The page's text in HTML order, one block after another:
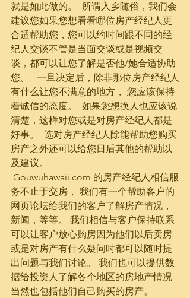
就是如此做的。  所谓入乡随俗，我们会
建议您如果您想看看哪位房产经纪人更
合适帮助您，您可以约时间跟不同的经
纪人交谈不管是当面交谈或是视频交
谈，都可以让您了解是否他/她合适协助
您。   一旦决定后，除非那位房产经纪人
有什么让您不满意的地方， 您应该保持
着诚信的态度。  如果您想换人也应该说
清楚，这样对您或是对房产经纪人都是
好事。  选对房产经纪人除能帮助您购买
房产之外还可以给您日后其他的帮助以
及建议。
务不止于交房， 我们有一个帮助客户的
网页论坛给我们的客户了解房产情况，
新闻，等等。 我们相信与客户保持联系
可以让客户放心购房因为他们以后卖房
或是对房产有什么疑问时都可以随时提
出问题与我们讨论。 我们也可以提供数
据给投资人了解各个地区的房地产情况
当然也包括他们自己购买的房产。